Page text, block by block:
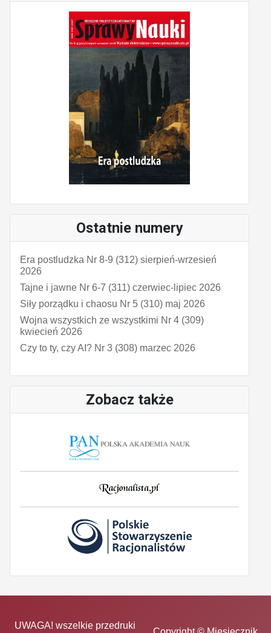
Ostatnie numery
Era postludzka Nr 8-9 (312) sierpień-wrzesień
2026
Tajne i jawne Nr 6-7 (311) czerwiec-lipiec 2026
Siły porządku i chaosu Nr 5 (310) maj 2026
Wojna wszystkich ze wszystkimi Nr 4 (309)
kwiecień 2026
Czy to ty, czy AI? Nr 3 (308) marzec 2026
Zobacz także
UWAGA! wszelkie przedruki